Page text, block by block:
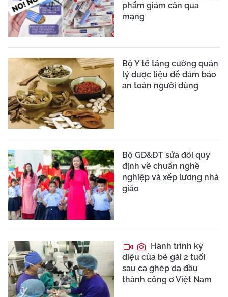
phẩm giảm cân qua
mạng
Bộ Y tế tăng cường quản
lý dược liệu để đảm bảo
an toàn người dùng
Bộ GD&ĐT sửa đổi quy
định về chuẩn nghề
nghiệp và xếp lương nhà
giáo
Hành trình kỳ
diệu của bé gái 2 tuổi
sau ca ghép da đầu
thành công ở Việt Nam